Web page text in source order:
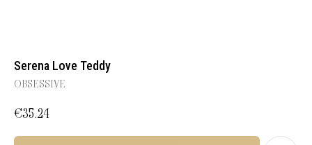
Serena Love Teddy
OBSESSIVE
€35.24